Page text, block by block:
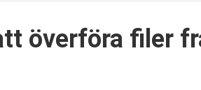
överföra filer